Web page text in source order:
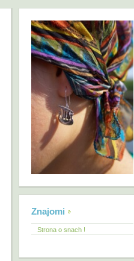
Znajomi
Strona o snach !